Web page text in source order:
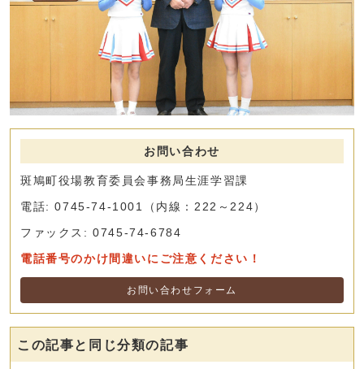
お問い合わせ
斑鳩町役場教育委員会事務局生涯学習課
電話: 0745-74-1001（内線：222～224）
ファックス: 0745-74-6784
電話番号のかけ間違いにご注意ください！
お問い合わせフォーム
この記事と同じ分類の記事